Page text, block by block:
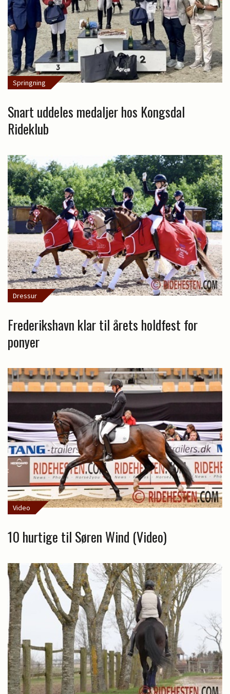
Springning
Snart uddeles medaljer hos Kongsdal
Rideklub
Dressur
Frederikshavn klar til årets holdfest for
ponyer
Video
10 hurtige til Søren Wind (Video)